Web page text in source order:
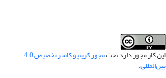
این کار مجوز دارد تحت مجوز کریتیو کامنز تخصیص 4.0
بین‌المللی.